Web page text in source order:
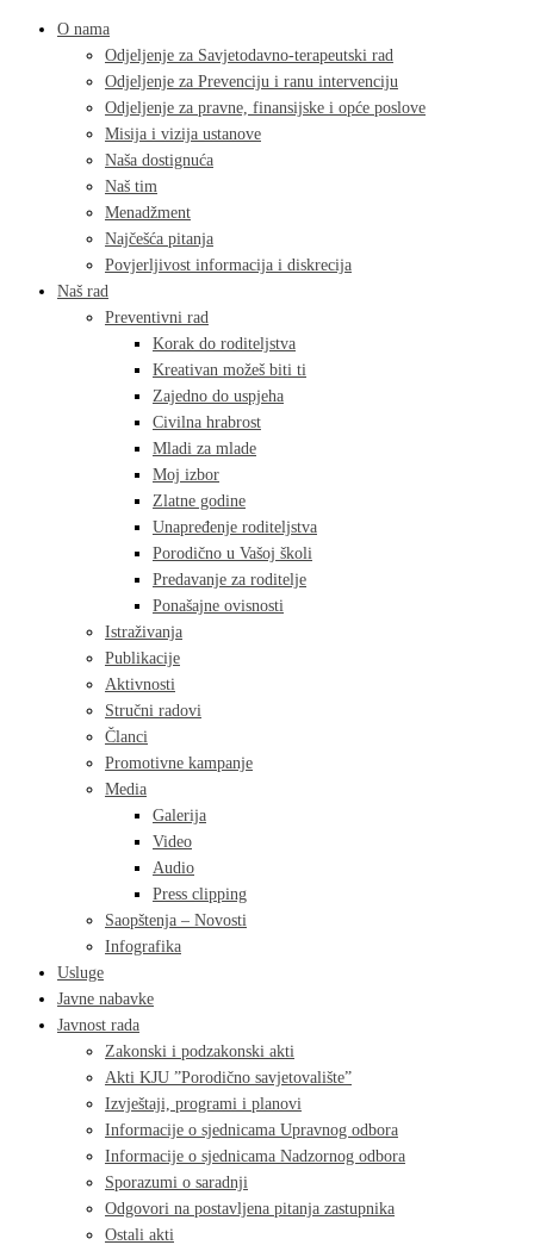
O nama
Odjeljenje za Savjetodavno-terapeutski rad
Odjeljenje za Prevenciju i ranu intervenciju
Odjeljenje za pravne, finansijske i opće poslove
Misija i vizija ustanove
Naša dostignuća
Naš tim
Menadžment
Najčešća pitanja
Povjerljivost informacija i diskrecija
Naš rad
Preventivni rad
Korak do roditeljstva
Kreativan možeš biti ti
Zajedno do uspjeha
Civilna hrabrost
Mladi za mlade
Moj izbor
Zlatne godine
Unapređenje roditeljstva
Porodično u Vašoj školi
Predavanje za roditelje
Ponašajne ovisnosti
Istraživanja
Publikacije
Aktivnosti
Stručni radovi
Članci
Promotivne kampanje
Media
Galerija
Video
Audio
Press clipping
Saopštenja – Novosti
Infografika
Usluge
Javne nabavke
Javnost rada
Zakonski i podzakonski akti
Akti KJU ”Porodično savjetovalište”
Izvještaji, programi i planovi
Informacije o sjednicama Upravnog odbora
Informacije o sjednicama Nadzornog odbora
Sporazumi o saradnji
Odgovori na postavljena pitanja zastupnika
Ostali akti